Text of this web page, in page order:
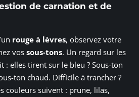
de carnation et de
rouge à lèvres, observez votre
vos sous-tons. Un regard sur les
: elles tirent sur le bleu ? Sous-ton
ton chaud. Difficile à trancher ?
couleurs suivent : prune, lilas,